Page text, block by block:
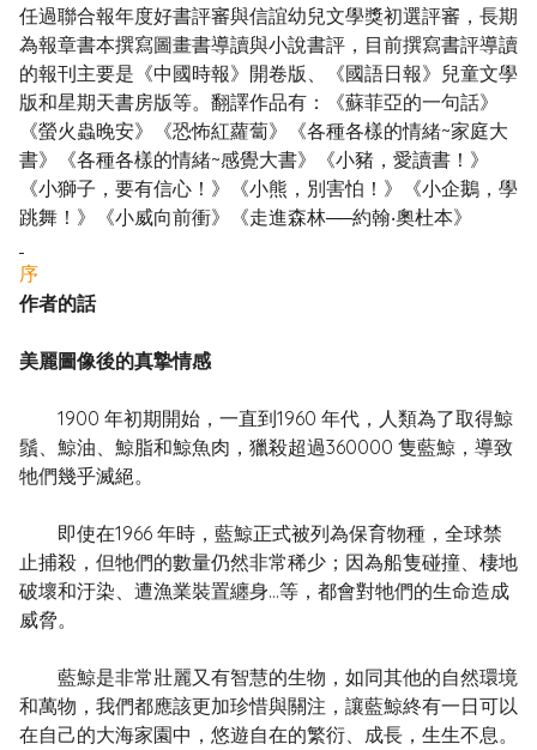
任過聯合報年度好書評審與信誼幼兒文學獎初選評審，長期
為報章書本撰寫圖畫書導讀與小說書評，目前撰寫書評導讀
的報刊主要是《中國時報》開卷版、《國語日報》兒童文學
版和星期天書房版等。翻譯作品有：《蘇菲亞的一句話》
《螢火蟲晚安》《恐怖紅蘿蔔》《各種各樣的情緒~家庭大
書》《各種各樣的情緒~感覺大書》《小豬，愛讀書！》
《小獅子，要有信心！》《小熊，別害怕！》《小企鵝，學
跳舞！》《小威向前衝》《走進森林──約翰‧奧杜本》
序
作者的話
美麗圖像後的真摯情感
1900 年初期開始，一直到1960 年代，人類為了取得鯨
鬚、鯨油、鯨脂和鯨魚肉，獵殺超過360000 隻藍鯨，導致
牠們幾乎滅絕。
即使在1966 年時，藍鯨正式被列為保育物種，全球禁
止捕殺，但牠們的數量仍然非常稀少；因為船隻碰撞、棲地
破壞和汙染、遭漁業裝置纏身…等，都會對牠們的生命造成
威脅。
藍鯨是非常壯麗又有智慧的生物，如同其他的自然環境
和萬物，我們都應該更加珍惜與關注，讓藍鯨終有一日可以
在自己的大海家園中，悠遊自在的繁衍、成長，生生不息。